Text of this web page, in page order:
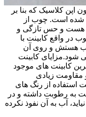
کلاسیک که بنا بر
شده است. چوب از
هست و حس تازگی و
در واقع کابینت با
هستش و روی آن
کابینت
کابینت های موجود
مقاومت زیادی
استفاده از رنگ های
به رطوبت داشته و در
آب به آن نفوذ نکرده